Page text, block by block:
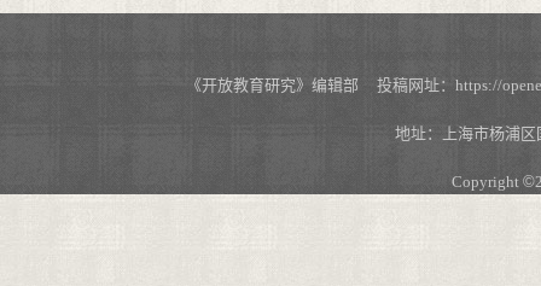
《开放教育研究》编辑部 投稿网址：https://
地址：上海市杨浦
Copyright ©